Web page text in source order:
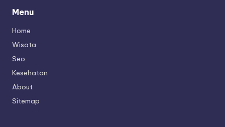
Menu
Home
Wisata
Seo
Kesehatan
About
Sitemap